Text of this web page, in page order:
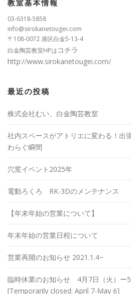
教室基本情報
03-6318-5858
info@sirokanetougei.com
〒108-0072 港区白金5-13-4
白金陶芸教室HPはコチラ
http://www.sirokanetougei.com/
最近の投稿
株式会社むい、白金陶芸教室
社内スペースがアトリエに変わる！出
わらぐ瞬間
穴窯イベント2025年
電動ろくろ RK-3Dのメンテナンス
【年末年始の営業について】
年末年始の営業日程について
営業再開のお知らせ 2021.1.4~
臨時休業のお知らせ 4月7日（火）ー
[Temporarily closed: April 7-May 6]